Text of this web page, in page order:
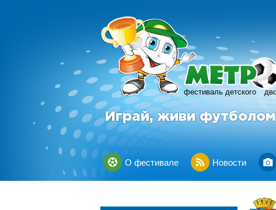
фестиваль детского
Играй, живи
О фестивале Новости